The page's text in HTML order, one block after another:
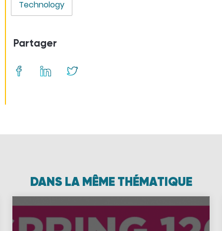
Technology
Partager
DANS LA MÊME THÉMATIQUE